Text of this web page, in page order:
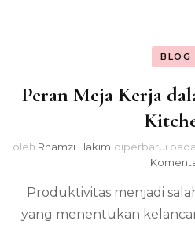
BLOG
Peran Meja Kerja
oleh Rhamzi Hakim diperbarui pada
Produktivitas menjadi
yang menentukan